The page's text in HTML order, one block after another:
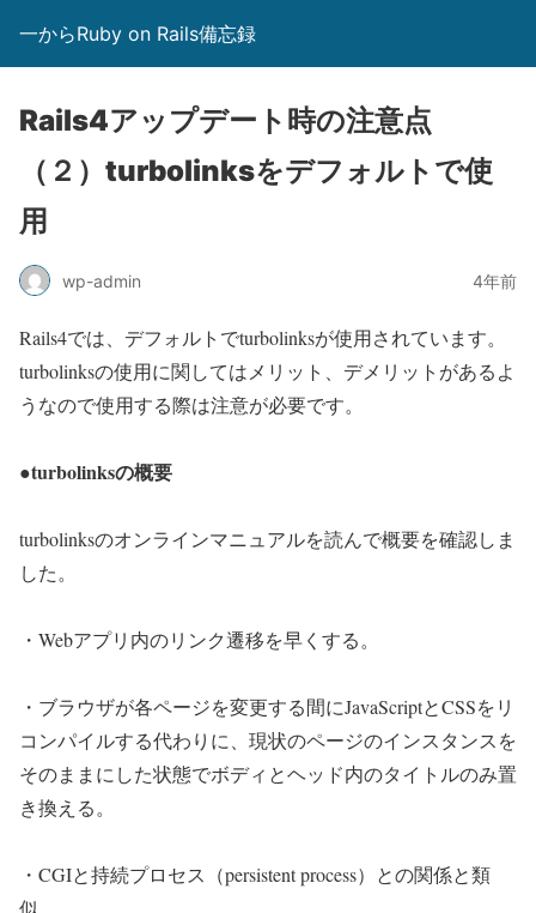
一からRuby on Rails備忘録
Rails4アップデート時の注意点
（２）turbolinksをデフォルトで使
用
wp-admin 4年前
Rails4では、デフォルトでturbolinksが使用されています。
turbolinksの使用に関してはメリット、デメリットがあるよ
うなので使用する際は注意が必要です。
●turbolinksの概要
turbolinksのオンラインマニュアルを読んで概要を確認しま
した。
・Webアプリ内のリンク遷移を早くする。
・ブラウザが各ページを変更する間にJavaScriptとCSSをリ
コンパイルする代わりに、現状のページのインスタンスを
そのままにした状態でボディとヘッド内のタイトルのみ置
き換える。
・CGIと持続プロセス（persistent process）との関係と類
似。